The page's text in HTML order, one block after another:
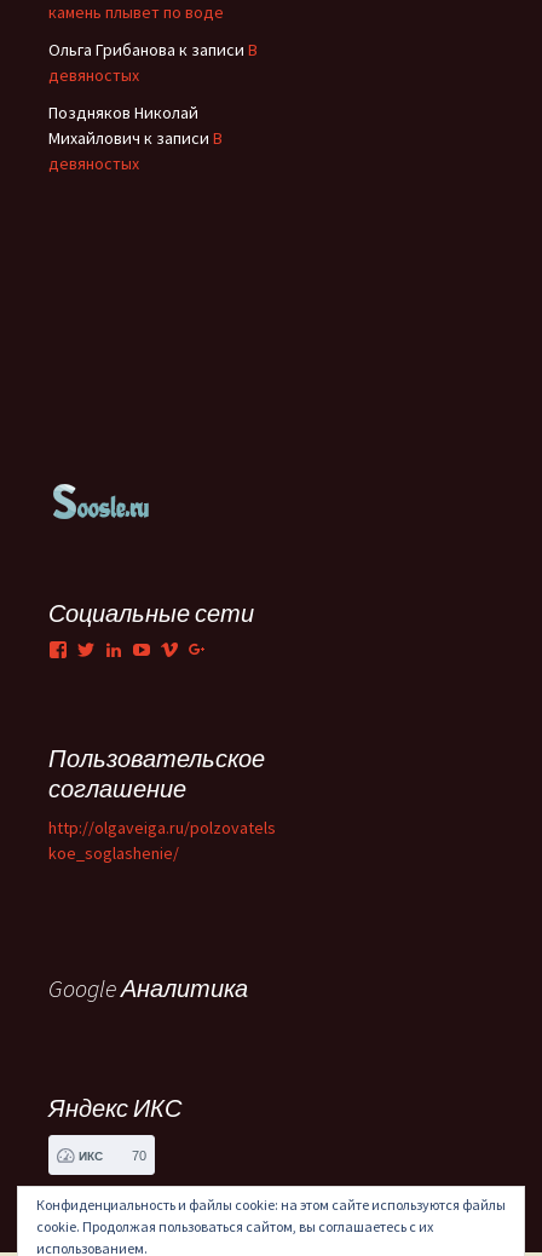
камень плывет по воде
Ольга Грибанова к записи В
девяностых
Поздняков Николай
Михайлович к записи В
девяностых
Социальные сети
Facebook
TwitterLinkedIn
YouTube
Vimeo
Пользовательское
соглашение
http://olgaveiga.ru/polzovatels
koe_soglashenie/
Google Аналитика
Яндекс ИКС
ИКС 70
Конфиденциальность и файлы cookie: на этом сайте используются файлы
cookie. Продолжая пользоваться сайтом, вы соглашаетесь с их
использованием.